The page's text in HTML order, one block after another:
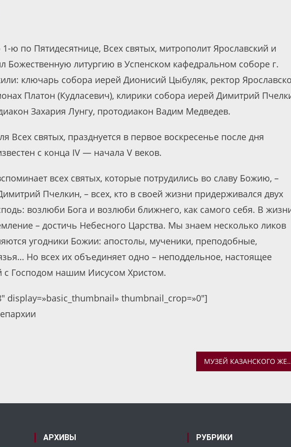
ю по Пятидесятнице, Всех святых, митрополит Ярославский и
Божественную литургию в Успенском кафедральном соборе г.
ключарь собора иерей Дионисий Цыбуляк, ректор
Платон (Кудласевич), клирики собора иерей Димитрий
Захария Лунгу, протодиакон Вадим Медведев.
Всех святых, празднуется в первое воскресенье после дня
с конца IV — начала V веков.
всех святых, которые потрудились во славу Божию, –
Пчелкин, – всех, кто в своей жизни придерживался двух
возлюби Бога и возлюби ближнего, как самого себя. В
– достичь Небесного Царства. Мы знаем несколько ликов
угодники Божии: апостолы, мученики, преподобные,
Но всех их объединяет одно – неподдельное, настоящее
с Господом нашим Иисусом Христом.
display=»basic_thumbnail» thumbnail_crop=»0″]
МУЗЕЙ КАЗАНСКОГО ЖЕНСКОГО
АРХИВЫ РУБРИКИ